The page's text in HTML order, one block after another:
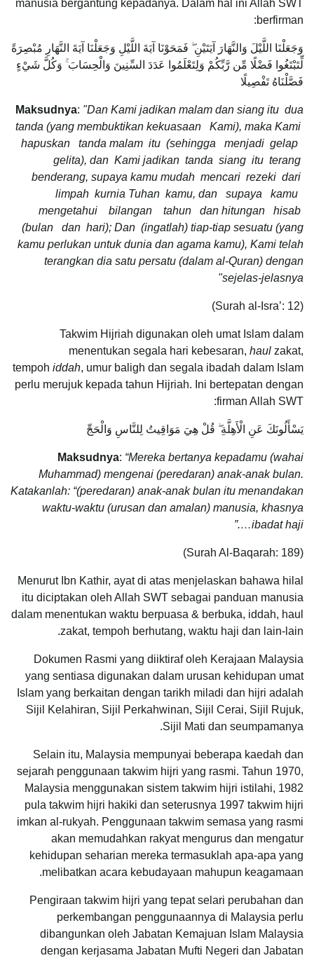
manusia bergantung kepadanya. Dalam hal ini Allah SWT
berfirman:
وَجَعَلْنَا اللَّيْلَ وَالنَّهَارَ آيَتَيْنِ ۖ فَمَحَوْنَا آيَةَ اللَّيْلِ وَجَعَلْنَا آيَةَ النَّهَارِ مُبْصِرَةً
لِّتَبْتَغُوا فَضْلًا مِّن رَّبِّكُمْ وَلِتَعْلَمُوا عَدَدَ السِّنِينَ وَالْحِسَابَ ۚ وَكُلَّ شَيْءٍ
فَصَّلْنَاهُ تَفْصِيلًا
Maksudnya: "Dan Kami jadikan malam dan siang itu dua
tanda (yang membuktikan kekuasaan Kami), maka Kami
hapuskan tanda malam itu (sehingga menjadi gelap
gelita), dan Kami jadikan tanda siang itu terang
benderang, supaya kamu mudah mencari rezeki dari
limpah kurnia Tuhan kamu, dan supaya kamu
mengetahui bilangan tahun dan hitungan hisab
(bulan dan hari); Dan (ingatlah) tiap-tiap sesuatu (yang
kamu perlukan untuk dunia dan agama kamu), Kami telah
terangkan dia satu persatu (dalam al-Quran) dengan
sejelas-jelasnya"
(Surah al-Isra’: 12)
Takwim Hijriah digunakan oleh umat Islam dalam
menentukan segala hari kebesaran, haul zakat,
tempoh iddah, umur baligh dan segala ibadah dalam Islam
perlu merujuk kepada tahun Hijriah. Ini bertepatan dengan
firman Allah SWT:
يَسْأَلُونَكَ عَنِ الْأَهِلَّةِ ۖ قُلْ هِيَ مَوَاقِيتُ لِلنَّاسِ وَالْحَجِّ
Maksudnya: “Mereka bertanya kepadamu (wahai
Muhammad) mengenai (peredaran) anak-anak bulan.
Katakanlah: “(peredaran) anak-anak bulan itu menandakan
waktu-waktu (urusan dan amalan) manusia, khasnya
ibadat haji….”
(Surah Al-Baqarah: 189)
Menurut Ibn Kathir, ayat di atas menjelaskan bahawa hilal
itu diciptakan oleh Allah SWT sebagai panduan manusia
dalam menentukan waktu berpuasa & berbuka, iddah, haul
zakat, tempoh berhutang, waktu haji dan lain-lain.
Dokumen Rasmi yang diiktiraf oleh Kerajaan Malaysia
yang sentiasa digunakan dalam urusan kehidupan umat
Islam yang berkaitan dengan tarikh miladi dan hijri adalah
Sijil Kelahiran, Sijil Perkahwinan, Sijil Cerai, Sijil Rujuk,
Sijil Mati dan seumpamanya.
Selain itu, Malaysia mempunyai beberapa kaedah dan
sejarah penggunaan takwim hijri yang rasmi. Tahun 1970,
Malaysia menggunakan sistem takwim hijri istilahi, 1982
pula takwim hijri hakiki dan seterusnya 1997 takwim hijri
imkan al-rukyah. Penggunaan takwim semasa yang rasmi
akan memudahkan rakyat mengurus dan mengatur
kehidupan seharian mereka termasuklah apa-apa yang
melibatkan acara kebudayaan mahupun keagamaan.
Pengiraan takwim hijri yang tepat selari perubahan dan
perkembangan penggunaannya di Malaysia perlu
dibangunkan oleh Jabatan Kemajuan Islam Malaysia
dengan kerjasama Jabatan Mufti Negeri dan Jabatan